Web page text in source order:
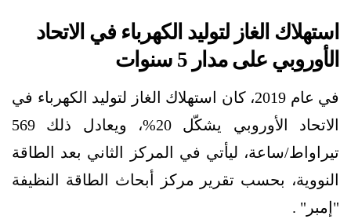
استهلاك الغاز لتوليد الكهرباء في الاتحاد
الأوروبي على مدار 5 سنوات
في عام 2019، كان استهلاك الغاز لتوليد الكهرباء في
الاتحاد الأوروبي يشكّل 20%، ويعادل ذلك 569
تيراواط/ساعة، ليأتي في المركز الثاني بعد الطاقة
النووية، بحسب تقرير مركز أبحاث الطاقة النظيفة
"إمبر" .